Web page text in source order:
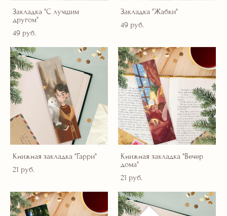
Закладка "С лучшим
другом"
49 pуб.
Закладка "Жабки"
49 pуб.
Книжная закладка "Гарри"
21 pуб.
Книжная закладка "Вечер
дома"
21 pуб.